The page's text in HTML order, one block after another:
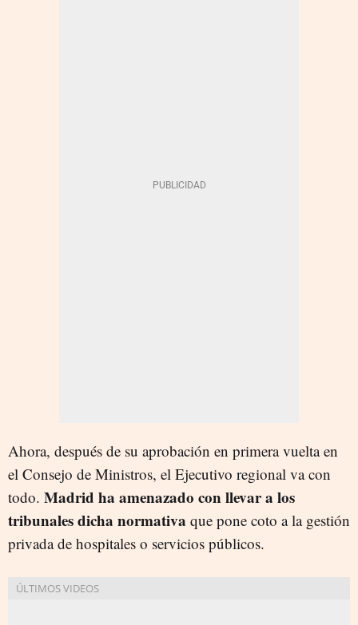
Ahora, después de su aprobación en primera vuelta en
el Consejo de Ministros, el Ejecutivo regional va con
todo. Madrid ha amenazado con llevar a los
tribunales dicha normativa que pone coto a la gestión
privada de hospitales o servicios públicos.